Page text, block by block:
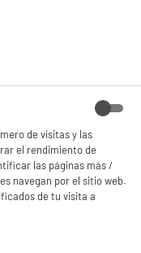
cargador USB-C
de visitas y las
el rendimiento de
las páginas más /
navegan por el sitio web.
de tu visita a